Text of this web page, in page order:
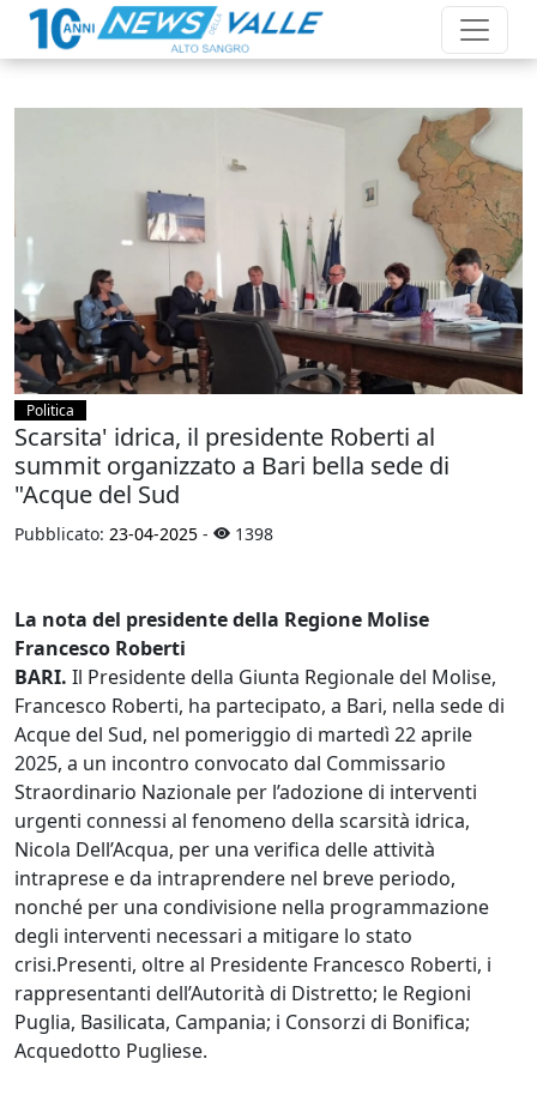
Politica
Scarsita' idrica, il presidente Roberti al
summit organizzato a Bari bella sede di
"Acque del Sud
Pubblicato: 23-04-2025 - 1398
La nota del presidente della Regione Molise
Francesco Roberti
BARI. Il Presidente della Giunta Regionale del Molise,
Francesco Roberti, ha partecipato, a Bari, nella sede di
Acque del Sud, nel pomeriggio di martedì 22 aprile
2025, a un incontro convocato dal Commissario
Straordinario Nazionale per l’adozione di interventi
urgenti connessi al fenomeno della scarsità idrica,
Nicola Dell’Acqua, per una verifica delle attività
intraprese e da intraprendere nel breve periodo,
nonché per una condivisione nella programmazione
degli interventi necessari a mitigare lo stato
crisi.Presenti, oltre al Presidente Francesco Roberti, i
rappresentanti dell’Autorità di Distretto; le Regioni
Puglia, Basilicata, Campania; i Consorzi di Bonifica;
Acquedotto Pugliese.